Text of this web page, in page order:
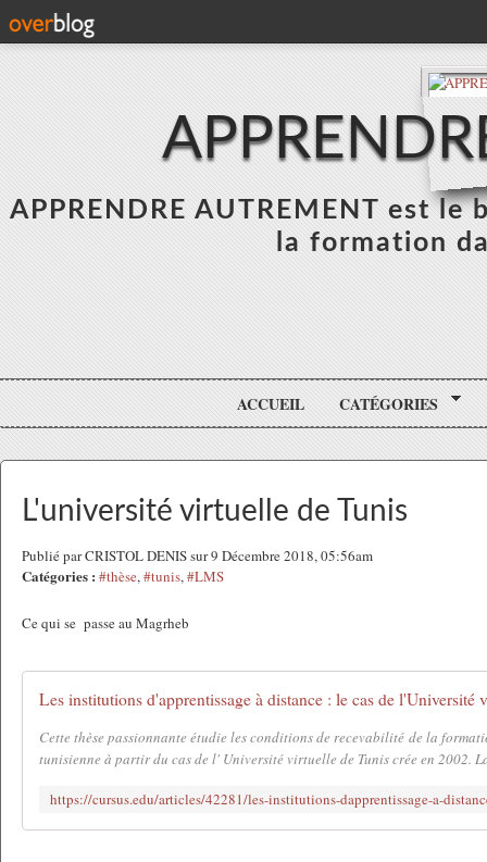
APPRENDRE AUTREMENT est
la formation
ACCUEIL CATÉGORIES
L'université virtuelle de Tunis
Publié par CRISTOL DENIS sur 9 Décembre 2018, 05:56am
Catégories : #thèse,#tunis,#LMS
Ce qui se passe au Magrheb
Cette thèse passionnante étudie les conditions de recevabilité de la
tunisienne à partir du cas de l' Université virtuelle de Tunis crée en 2002.